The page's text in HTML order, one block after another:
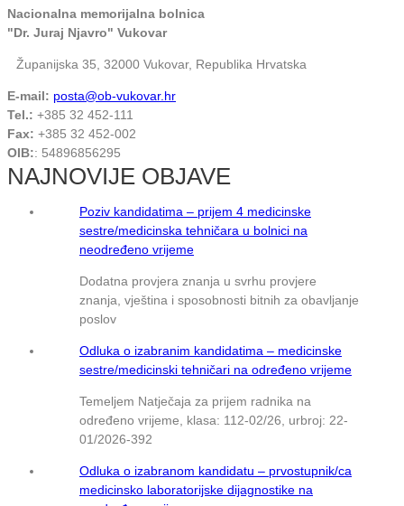
Nacionalna memorijalna bolnica
"Dr. Juraj Njavro" Vukovar
Županijska 35, 32000 Vukovar, Republika Hrvatska
E-mail: posta@ob-vukovar.hr
Tel.: +385 32 452-111
Fax: +385 32 452-002
OIB:: 54896856295
NAJNOVIJE OBJAVE
Poziv kandidatima – prijem 4 medicinske
sestre/medicinska tehničara u bolnici na
neodređeno vrijeme
Dodatna provjera znanja u svrhu provjere
znanja, vještina i sposobnosti bitnih za obavljanje
poslov
Odluka o izabranim kandidatima – medicinske
sestre/medicinski tehničari na određeno vrijeme
Temeljem Natječaja za prijem radnika na
određeno vrijeme, klasa: 112-02/26, urbroj: 22-
01/2026-392
Odluka o izabranom kandidatu – prvostupnik/ca
medicinsko laboratorijske dijagnostike na